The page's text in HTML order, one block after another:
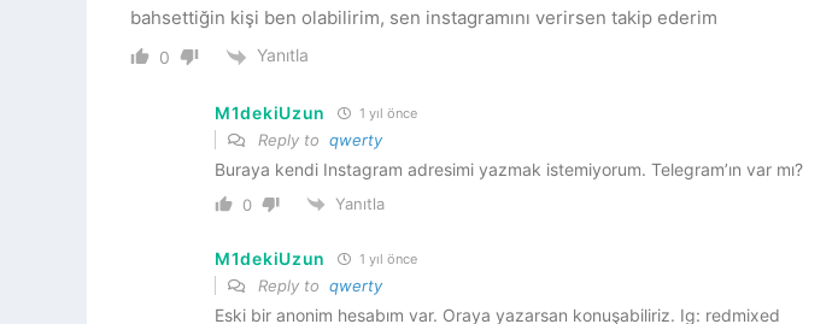
bahsettiğin kişi ben olabilirim, sen instagramını verirsen takip ederim
0 Yanıtla
M1dekiUzun 1 yıl önce
Reply to qwerty
Buraya kendi Instagram adresimi yazmak istemiyorum. Telegram’ın var mı?
0 Yanıtla
M1dekiUzun 1 yıl önce
Reply to qwerty
Eski bir anonim hesabım var. Oraya yazarsan konuşabiliriz. Ig: redmixed